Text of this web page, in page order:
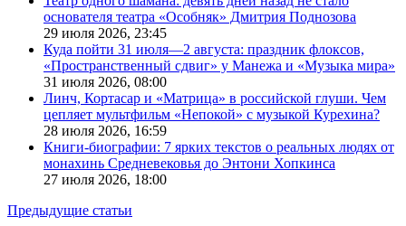
основателя театра «Особняк» Дмитрия Поднозова
29 июля 2026, 23:45
Куда пойти 31 июля—2 августа: праздник флоксов,
«Пространственный сдвиг» у Манежа и «Музыка мира»
31 июля 2026, 08:00
Линч, Кортасар и «Матрица» в российской глуши. Чем
цепляет мультфильм «Непокой» с музыкой Курехина?
28 июля 2026, 16:59
Книги-биографии: 7 ярких текстов о реальных людях от
монахинь Средневековья до Энтони Хопкинса
27 июля 2026, 18:00
Предыдущие статьи